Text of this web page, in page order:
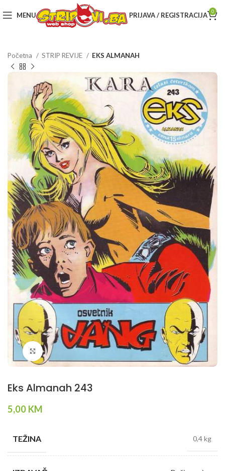
MENU PRIJAVA / REGISTRACIJA 0
Početna STRIP REVIJE EKS ALMANAH
Klikni da povečaš
Eks Almanah 243
5,00 KM
TEŽINA 0,4 kg